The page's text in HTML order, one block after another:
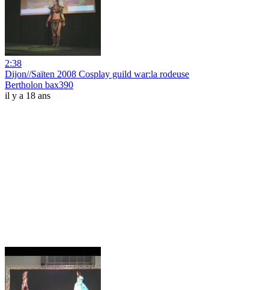
2:38
Dijon//Saïten 2008 Cosplay guild war:la rodeuse
Bertholon bax390
il y a 18 ans